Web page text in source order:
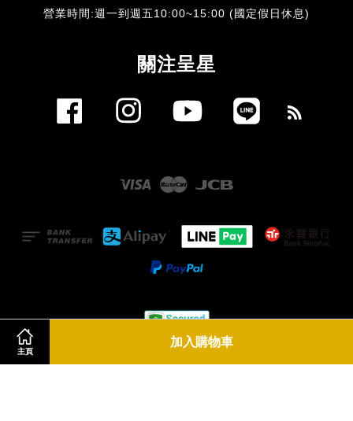
主頁
加入購物車
​營業時間:週一到週五10:00~15:00 (國定假日休息)
關注呈星
Facebook Instagram YouTube
Visa Master